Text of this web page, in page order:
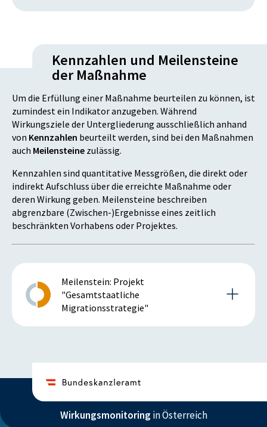
Kennzahlen und Meilensteine
der Maßnahme
Um die Erfüllung einer Maßnahme beurteilen zu können, ist
zumindest ein Indikator anzugeben. Während
Wirkungsziele der Untergliederung ausschließlich anhand
von Kennzahlen beurteilt werden, sind bei den Maßnahmen
auch Meilensteine zulässig.
Kennzahlen sind quantitative Messgrößen, die direkt oder
indirekt Aufschluss über die erreichte Maßnahme oder
deren Wirkung geben. Meilensteine beschreiben
abgrenzbare (Zwischen-)Ergebnisse eines zeitlich
beschränkten Vorhabens oder Projektes.
Meilenstein: Projekt
"Gesamtstaatliche
Migrationsstrategie"
2019
Istzustand (2019)
Wirkungsmonitoring in Österreich